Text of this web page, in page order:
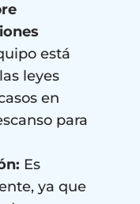
está
leyes
en
para
Es
ya que